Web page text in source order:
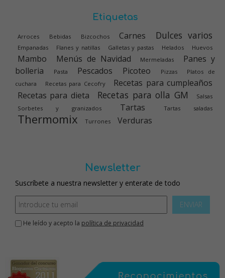
Etiquetas
Arroces Bebidas Bizcochos Carnes Dulces varios
Empanadas Flanes y natillas Galletas y pastas Helados Huevos
Mambo Menús de Navidad Mermeladas
Panes y
bolleria
Pasta Pescados Picoteo Pizzas
Platos de
cuchara
Recetas para Cecofry
Recetas para cumpleaños
Recetas para dieta
Recetas para olla GM
Salsas
Sorbetes y granizados
Tartas Tartas saladas
Thermomix Turrones Verduras
Newsletter
Suscríbete a nuestra newsletter y enterate de todo
ENVIAR
He leído y acepto la política de privacidad